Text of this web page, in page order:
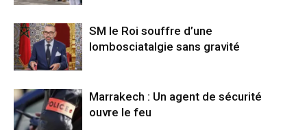
SM le Roi souffre d’une
lombosciatalgie sans gravité
Marrakech : Un agent de sécurité
ouvre le feu